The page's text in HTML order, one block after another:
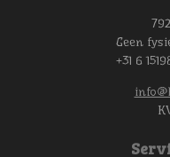
Geen
+31 6